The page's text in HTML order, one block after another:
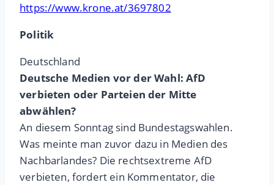
https://www.krone.at/3697802
Politik
Deutschland
Deutsche Medien vor der Wahl: AfD
verbieten oder Parteien der Mitte
abwählen?
An diesem Sonntag sind Bundestagswahlen.
Was meinte man zuvor dazu in Medien des
Nachbarlandes? Die rechtsextreme AfD
verbieten, fordert ein Kommentator, die